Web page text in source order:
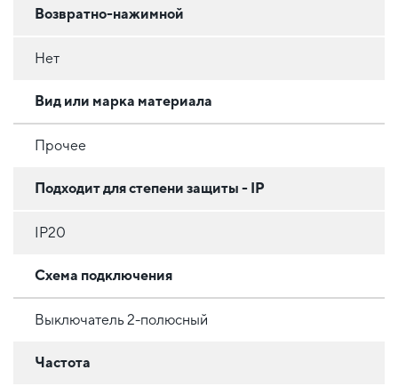
Возвратно-нажимной
Нет
Вид или марка материала
Прочее
Подходит для степени защиты - IP
IP20
Схема подключения
Выключатель 2-полюсный
Частота